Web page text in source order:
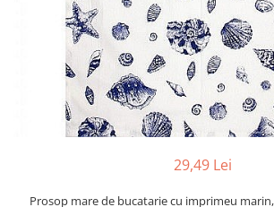
Barci, vapoare, ambarcatiuni
Decoratiuni care se agata
Tablouri
29,49 Lei
Prosop mare de bucatarie cu imprimeu